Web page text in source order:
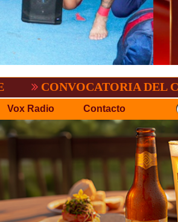
DEL C.P.D.O.
Vox Radio Contacto